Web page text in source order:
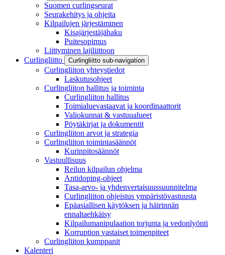
Suomen curlingseurat
Seurakehitys ja ohjeita
Kilpailujen järjestäminen
Kisajärjestäjähaku
Puitesopimus
Liittyminen lajiliittoon
Curlingliitto
Curlingliitto sub-navigation
Curlingliiton yhteystiedot
Laskutusohjeet
Curlingliiton hallitus ja toiminta
Curlingliiton hallitus
Toimialuevastaavat ja koordinaattorit
Valiokunnat & vastuualueet
Pöytäkirjat ja dokumentit
Curlingliiton arvot ja strategia
Curlingliiton toimintasäännöt
Kurinpitosäännöt
Vastuullisuus
Reilun kilpailun ohjelma
Antidoping-ohjeet
Tasa-arvo- ja yhdenvertaisuussuunnitelma
Curlingliiton ohjeistus ympäristövastuusta
Epäasiallisen käytöksen ja häirinnän
ennaltaehkäisy
Kilpailumanipulaation torjunta ja vedonlyönti
Korruption vastaiset toimenpiteet
Curlingliiton kumppanit
Kalenteri